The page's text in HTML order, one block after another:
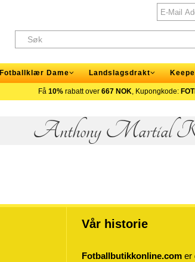
Fotballklær Dame Landslagsdrakt
Få 10% rabatt over 667 NOK, Kupongkode:
Anthony Martial
Vår historie
Fotballbutikkonline.com er